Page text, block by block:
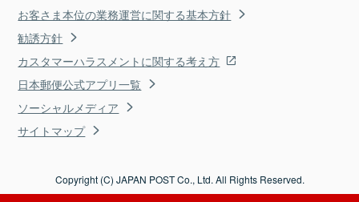
お客さま本位の業務運営に関する基本方針
勧誘方針
カスタマーハラスメントに関する考え方
日本郵便公式アプリ一覧
ソーシャルメディア
サイトマップ
Copyright (C) JAPAN POST Co., Ltd. All Rights Reserved.